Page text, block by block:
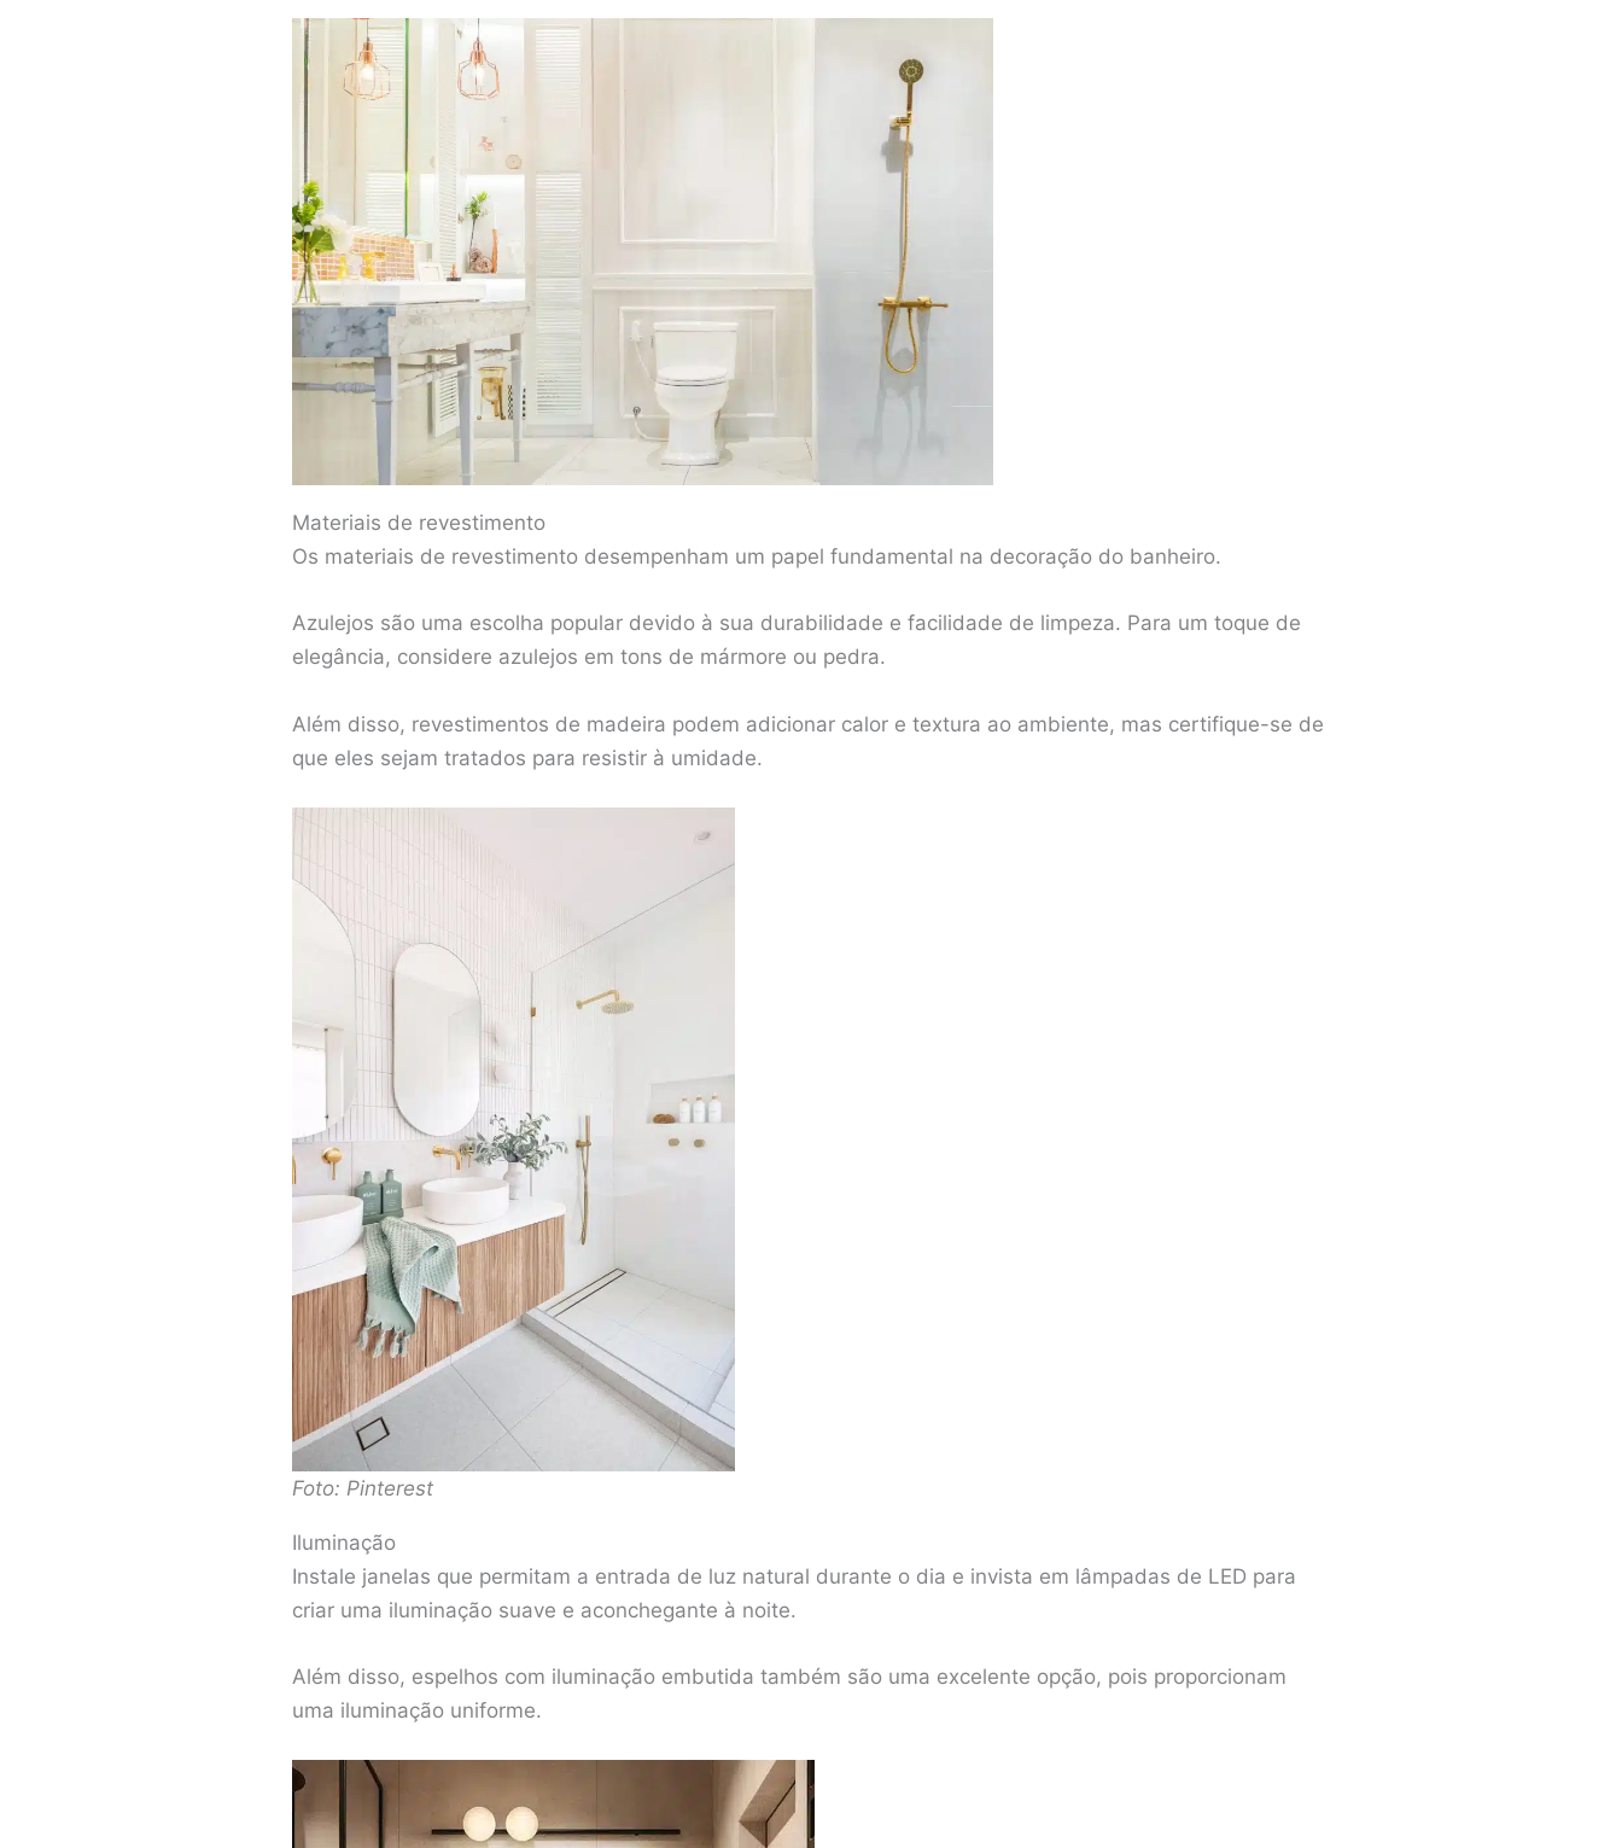
Materiais de revestimento
Os materiais de revestimento desempenham um papel fundamental na decoração do banheiro.
Azulejos são uma escolha popular devido à sua durabilidade e facilidade de limpeza. Para um toque de
elegância, considere azulejos em tons de mármore ou pedra.
Além disso, revestimentos de madeira podem adicionar calor e textura ao ambiente, mas certifique-se de
que eles sejam tratados para resistir à umidade.
Foto: Pinterest
Iluminação
Instale janelas que permitam a entrada de luz natural durante o dia e invista em lâmpadas de LED para
criar uma iluminação suave e aconchegante à noite.
Além disso, espelhos com iluminação embutida também são uma excelente opção, pois proporcionam
uma iluminação uniforme.